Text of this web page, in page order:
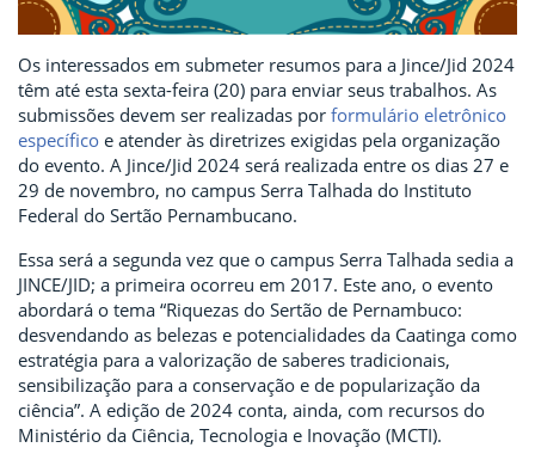
Os interessados em submeter resumos para a Jince/Jid 2024
têm até esta sexta-feira (20) para enviar seus trabalhos. As
submissões devem ser realizadas por formulário eletrônico
específico e atender às diretrizes exigidas pela organização
do evento. A Jince/Jid 2024 será realizada entre os dias 27 e
29 de novembro, no campus Serra Talhada do Instituto
Federal do Sertão Pernambucano.
Essa será a segunda vez que o campus Serra Talhada sedia a
JINCE/JID; a primeira ocorreu em 2017. Este ano, o evento
abordará o tema “Riquezas do Sertão de Pernambuco:
desvendando as belezas e potencialidades da Caatinga como
estratégia para a valorização de saberes tradicionais,
sensibilização para a conservação e de popularização da
ciência”. A edição de 2024 conta, ainda, com recursos do
Ministério da Ciência, Tecnologia e Inovação (MCTI).